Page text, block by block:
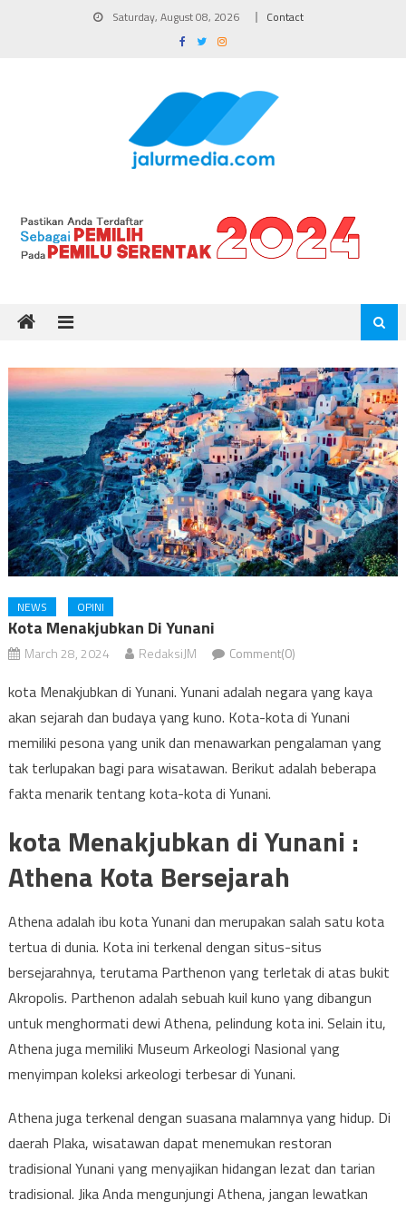
Saturday, August 08, 2026 Contact
NEWS OPINI
Kota Menakjubkan Di Yunani
March 28, 2024 RedaksiJM Comment(0)
kota Menakjubkan di Yunani. Yunani adalah negara yang kaya
akan sejarah dan budaya yang kuno. Kota-kota di Yunani
memiliki pesona yang unik dan menawarkan pengalaman yang
tak terlupakan bagi para wisatawan. Berikut adalah beberapa
fakta menarik tentang kota-kota di Yunani.
kota Menakjubkan di Yunani :
Athena Kota Bersejarah
Athena adalah ibu kota Yunani dan merupakan salah satu kota
tertua di dunia. Kota ini terkenal dengan situs-situs
bersejarahnya, terutama Parthenon yang terletak di atas bukit
Akropolis. Parthenon adalah sebuah kuil kuno yang dibangun
untuk menghormati dewi Athena, pelindung kota ini. Selain itu,
Athena juga memiliki Museum Arkeologi Nasional yang
menyimpan koleksi arkeologi terbesar di Yunani.
Athena juga terkenal dengan suasana malamnya yang hidup. Di
daerah Plaka, wisatawan dapat menemukan restoran
tradisional Yunani yang menyajikan hidangan lezat dan tarian
tradisional. Jika Anda mengunjungi Athena, jangan lewatkan